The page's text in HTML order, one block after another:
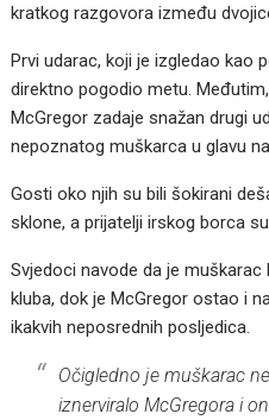
kratkog razgovora između
Prvi udarac, koji je izgledao kao
direktno pogodio metu.
McGregor zadaje snažan drugi
nepoznatog muškarca u glavu
Gosti oko njih su bili šokirani
sklone, a prijatelji irskog borca
Svjedoci navode da je
kluba, dok je McGregor ostao i
ikakvih neposrednih posljedica.
Očigledno je muškarac
iznerviralo McGregora i